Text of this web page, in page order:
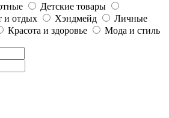
Детские товары
и отдых Хэндмейд
Личные
Красота и здоровье
Мода и стиль